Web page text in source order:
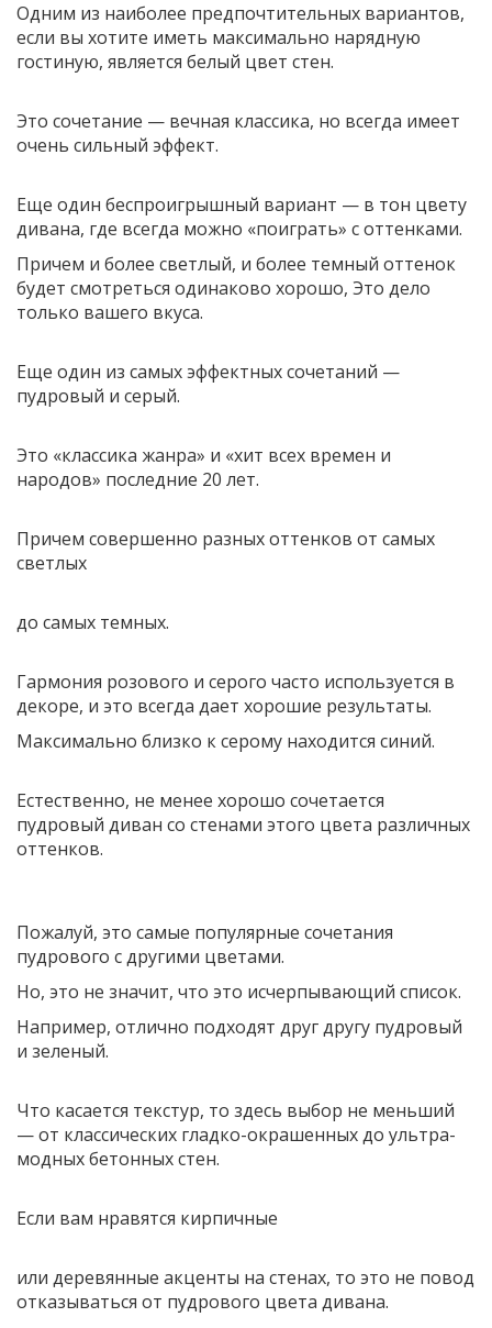
Одним из наиболее предпочтительных вариантов,
если вы хотите иметь максимально нарядную
гостиную, является белый цвет стен.
Это сочетание — вечная классика, но всегда имеет
очень сильный эффект.
Еще один беспроигрышный вариант — в тон цвету
дивана, где всегда можно «поиграть» с оттенками.
Причем и более светлый, и более темный оттенок
будет смотреться одинаково хорошо, Это дело
только вашего вкуса.
Еще один из самых эффектных сочетаний —
пудровый и серый.
Это «классика жанра» и «хит всех времен и
народов» последние 20 лет.
Причем совершенно разных оттенков от самых
светлых
до самых темных.
Гармония розового и серого часто используется в
декоре, и это всегда дает хорошие результаты.
Максимально близко к серому находится синий.
Естественно, не менее хорошо сочетается
пудровый диван со стенами этого цвета различных
оттенков.
Пожалуй, это самые популярные сочетания
пудрового с другими цветами.
Но, это не значит, что это исчерпывающий список.
Например, отлично подходят друг другу пудровый
и зеленый.
Что касается текстур, то здесь выбор не меньший
— от классических гладко-окрашенных до ультра-
модных бетонных стен.
Если вам нравятся кирпичные
или деревянные акценты на стенах, то это не повод
отказываться от пудрового цвета дивана.